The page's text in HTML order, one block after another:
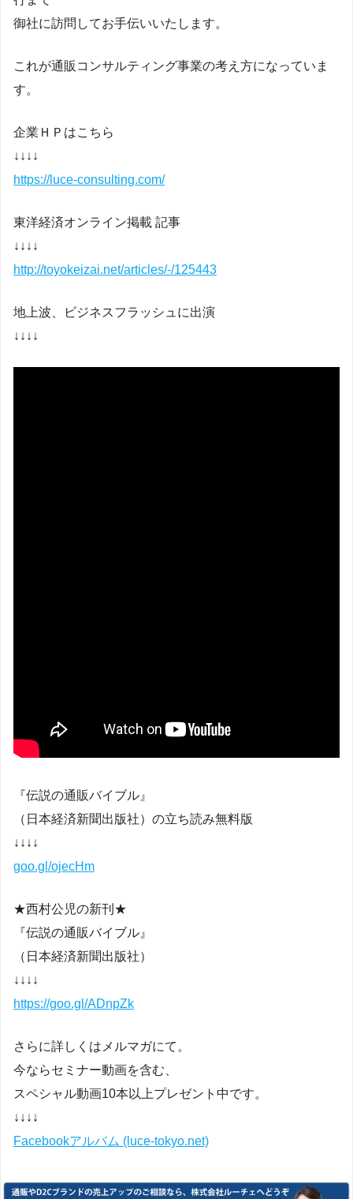
御社に訪問してお手伝いいたします。
これが通販コンサルティング事業の考え方になっていま
す。
企業ＨＰはこちら
↓↓↓↓
https://luce-consulting.com/
東洋経済オンライン掲載 記事
↓↓↓↓
http://toyokeizai.net/articles/-/125443
地上波、ビジネスフラッシュに出演
↓↓↓↓
『伝説の通販バイブル』
（日本経済新聞出版社）の立ち読み無料版
↓↓↓↓
goo.gl/ojecHm
★西村公児の新刊★
『伝説の通販バイブル』
（日本経済新聞出版社）
↓↓↓↓
https://goo.gl/ADnpZk
さらに詳しくはメルマガにて。
今ならセミナー動画を含む、
スペシャル動画10本以上プレゼント中です。
↓↓↓↓
Facebookアルバム (luce-tokyo.net)